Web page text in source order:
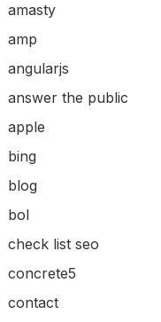
amasty
amp
angularjs
answer the public
apple
bing
blog
bol
check list seo
concrete5
contact